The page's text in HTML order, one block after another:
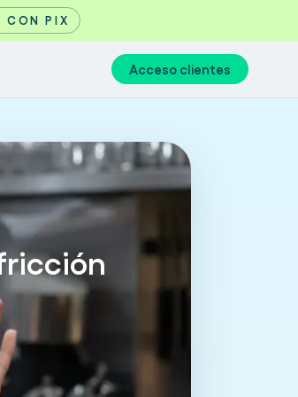
CON PIX
Acceso clientes